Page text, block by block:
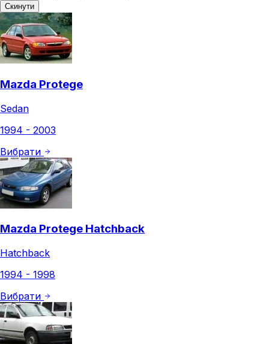
Скинути
Mazda Protege
Sedan
1994 - 2003
Вибрати
Mazda Protege Hatchback
Hatchback
1994 - 1998
Вибрати